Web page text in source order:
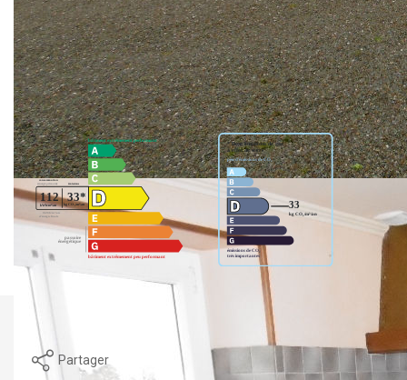
Disponible
Nos honoraires Nous contacter
Diagnostics énergétiques
Imprimer
Partager Calculer mon budget